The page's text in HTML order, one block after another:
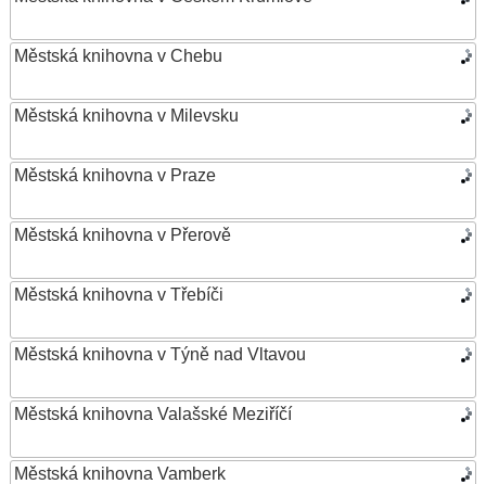
Městská knihovna v Chebu
Městská knihovna v Milevsku
Městská knihovna v Praze
Městská knihovna v Přerově
Městská knihovna v Třebíči
Městská knihovna v Týně nad Vltavou
Městská knihovna Valašské Meziříčí
Městská knihovna Vamberk